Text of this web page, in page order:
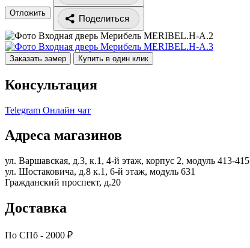
Отложить
Поделиться
Заказать замер Купить в один клик
Консультация
Telegram Онлайн чат
Адреса магазинов
ул. Варшавская, д.3, к.1, 4-й этаж, корпус 2, модуль 413-415
ул. Шостаковича, д.8 к.1, 6-й этаж, модуль 631
Гражданский проспект, д.20
Доставка
По СПб - 2000 ₽